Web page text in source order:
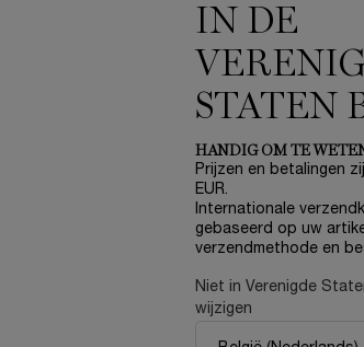
IN DE
STATEN
HANDIG OM TE
Prijzen en betalingen
EUR.
Internationale
gebaseerd op uw
verzendmethode en
Niet in Verenigde
wijzigen